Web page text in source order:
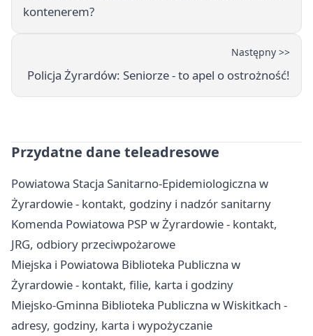
kontenerem?
Następny >>
Policja Żyrardów: Seniorze - to apel o ostrożność!
Przydatne dane teleadresowe
Powiatowa Stacja Sanitarno-Epidemiologiczna w
Żyrardowie - kontakt, godziny i nadzór sanitarny
Komenda Powiatowa PSP w Żyrardowie - kontakt,
JRG, odbiory przeciwpożarowe
Miejska i Powiatowa Biblioteka Publiczna w
Żyrardowie - kontakt, filie, karta i godziny
Miejsko-Gminna Biblioteka Publiczna w Wiskitkach -
adresy, godziny, karta i wypożyczanie